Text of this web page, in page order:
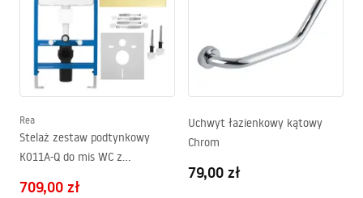
Rea
Stelaż zestaw podtynkowy
K011A-Q do mis WC z
709,00 zł
Uchwyt łazienkowy kątowy
Chrom
79,00 zł